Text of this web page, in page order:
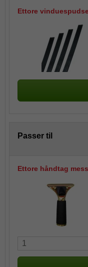
Ettore
Passer til
Ettore håndtag